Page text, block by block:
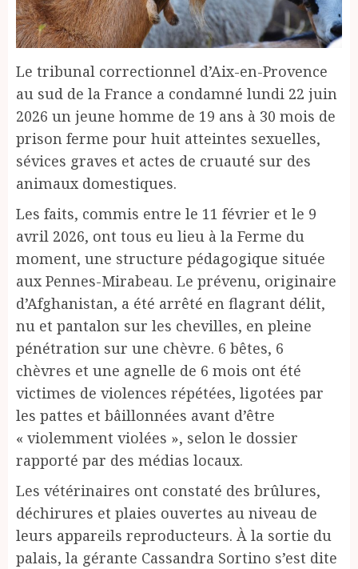
Le tribunal correctionnel d’Aix-en-Provence
au sud de la France a condamné lundi 22 juin
2026 un jeune homme de 19 ans à 30 mois de
prison ferme pour huit atteintes sexuelles,
sévices graves et actes de cruauté sur des
animaux domestiques.
Les faits, commis entre le 11 février et le 9
avril 2026, ont tous eu lieu à la Ferme du
moment, une structure pédagogique située
aux Pennes-Mirabeau. Le prévenu, originaire
d’Afghanistan, a été arrêté en flagrant délit,
nu et pantalon sur les chevilles, en pleine
pénétration sur une chèvre. 6 bêtes, 6
chèvres et une agnelle de 6 mois ont été
victimes de violences répétées, ligotées par
les pattes et bâillonnées avant d’être
« violemment violées », selon le dossier
rapporté par des médias locaux.
Les vétérinaires ont constaté des brûlures,
déchirures et plaies ouvertes au niveau de
leurs appareils reproducteurs. À la sortie du
palais, la gérante Cassandra Sortino s’est dite